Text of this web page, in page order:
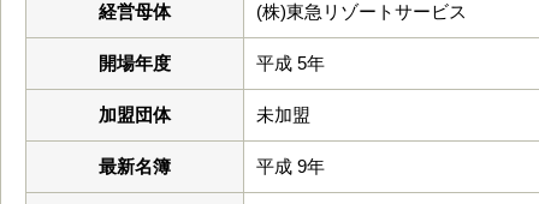
経営母体 (株)東急リゾートサービス
開場年度 平成 5年
加盟団体 未加盟
最新名簿 平成 9年